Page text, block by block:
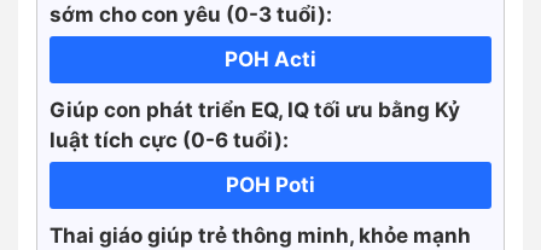
sớm cho con yêu (0-3 tuổi):
POH Acti
Giúp con phát triển EQ, IQ tối ưu bằng Kỷ
luật tích cực (0-6 tuổi):
POH Poti
Thai giáo giúp trẻ thông minh, khỏe mạnh